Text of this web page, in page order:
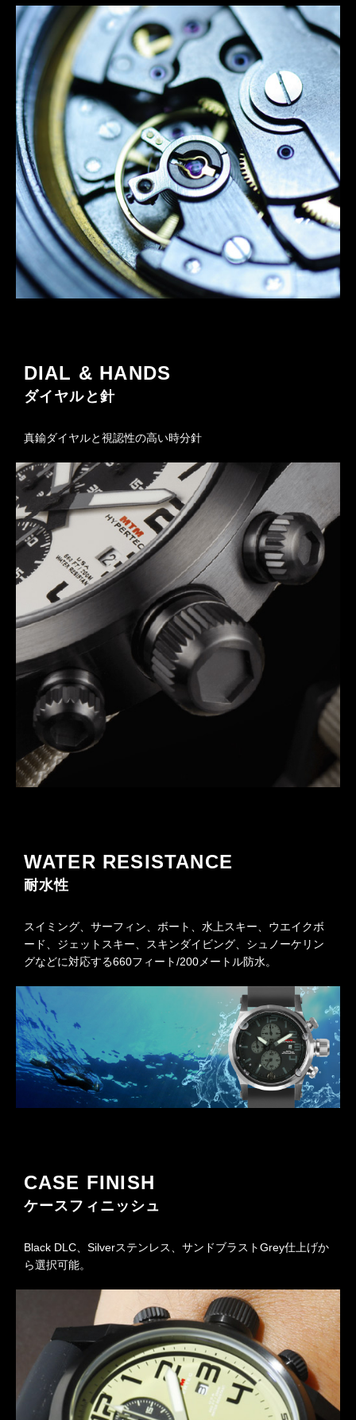
DIAL & HANDS
ダイヤルと針
真鍮ダイヤルと視認性の高い時分針
WATER RESISTANCE
耐水性
スイミング、サーフィン、ボート、水上スキー、ウエイクボ
ード、ジェットスキー、スキンダイビング、シュノーケリン
グなどに対応する660フィート/200メートル防水。
CASE FINISH
ケースフィニッシュ
Black DLC、Silverステンレス、サンドブラストGrey仕上げか
ら選択可能。